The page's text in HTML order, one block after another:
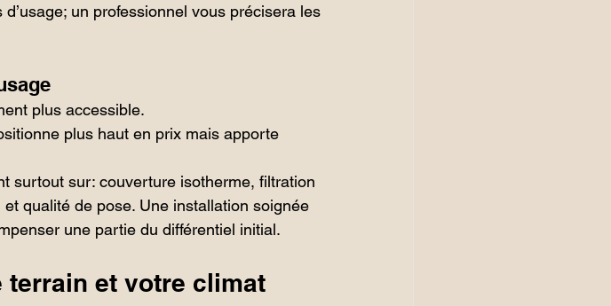
un professionnel vous précisera les
plus accessible.
plus haut en prix mais apporte
surtout sur: couverture isotherme, filtration
qualité de pose. Une installation soignée
une partie du différentiel initial.
et votre climat